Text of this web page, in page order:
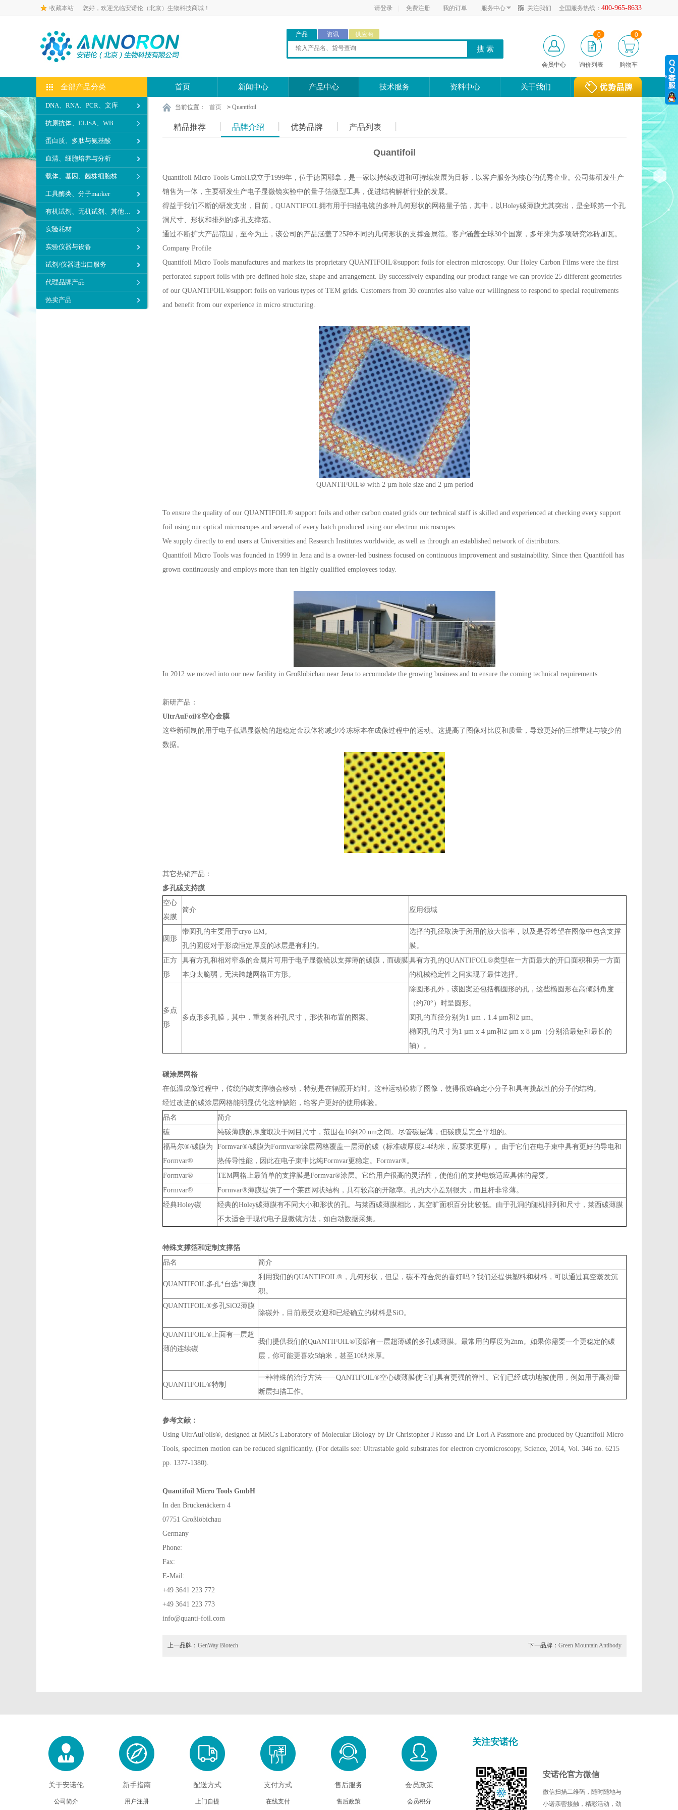
收藏本站 您好，欢迎光临安诺伦（北京）生物科技商城！ 全国服务热线： 400-965-8633
关注我们
服务中心
请登录 免费注册 我的订单
产品 资讯 供应商
会员中心 询价列表
0
购物车
0
全部产品分类
DNA、RNA、PCR、文库
抗原抗体、ELISA、WB
蛋白质、多肽与氨基酸
血清、细胞培养与分析
载体、基因、菌株细胞株
工具酶类、分子marker
有机试剂、无机试剂、其他生化试剂
实验耗材
实验仪器与设备
试剂/仪器进出口服务
代理品牌产品
热卖产品
首页 新闻中心 产品中心 技术服务 资料中心 关于我们
当前位置： 首页 > Quantifoil
精品推荐 品牌介绍 优势品牌 产品列表
Quantifoil
Quantifoil Micro Tools GmbH成立于1999年，位于德国耶拿，是一家以持续改进和可持续发展为目标，以客户服务为核心的优秀企业。公司集研发生产
销售为一体，主要研发生产电子显微镜实验中的量子箔微型工具，促进结构解析行业的发展。
得益于我们不断的研发支出，目前，QUANTIFOIL拥有用于扫描电镜的多种几何形状的网格量子箔，其中，以Holey碳薄膜尤其突出，是全球第一个孔
洞尺寸、形状和排列的多孔支撑箔。
通过不断扩大产品范围，至今为止，该公司的产品涵盖了25种不同的几何形状的支撑金属箔。客户涵盖全球30个国家，多年来为多项研究添砖加瓦。
Company Profile
Quantifoil Micro Tools manufactures and markets its proprietary QUANTIFOIL®support foils for electron microscopy. Our Holey Carbon Films were the first
perforated support foils with pre-defined hole size, shape and arrangement. By successively expanding our product range we can provide 25 different geometries
of our QUANTIFOIL®support foils on various types of TEM grids. Customers from 30 countries also value our willingness to respond to special requirements
and benefit from our experience in micro structuring.
QUANTIFOIL® with 2 µm hole size and 2 µm period
To ensure the quality of our QUANTIFOIL® support foils and other carbon coated grids our technical staff is skilled and experienced at checking every support
foil using our optical microscopes and several of every batch produced using our electron microscopes.
We supply directly to end users at Universities and Research Institutes worldwide, as well as through an established network of distributors.
Quantifoil Micro Tools was founded in 1999 in Jena and is a owner-led business focused on continuous improvement and sustainability. Since then Quantifoil has
grown continuously and employs more than ten highly qualified employees today.
In 2012 we moved into our new facility in Großlöbichau near Jena to accomodate the growing business and to ensure the coming technical requirements.
新研产品：
UltrAuFoil®空心金膜
这些新研制的用于电子低温显微镜的超稳定金载体将减少冷冻标本在成像过程中的运动。这提高了图像对比度和质量，导致更好的三维重建与较少的
数据。
其它热销产品：
多孔碳支持膜
空心
炭膜
简介 应用领域
圆形
带圆孔的主要用于cryo-EM。
孔的圆度对于形成恒定厚度的冰层是有利的。
选择的孔径取决于所用的放大倍率，以及是否希望在图像中包含支撑
膜。
正方
形
具有方孔和相对窄条的金属片可用于电子显微镜以支撑薄的碳膜，而碳膜
本身太脆弱，无法跨越网格正方形。
具有方孔的QUANTIFOIL®类型在一方面最大的开口面积和另一方面
的机械稳定性之间实现了最佳选择。
多点
形
多点形多孔膜，其中，重复各种孔尺寸，形状和布置的图案。
除圆形孔外，该图案还包括椭圆形的孔，这些椭圆形在高倾斜角度
（约70°）时呈圆形。
圆孔的直径分别为1 µm，1.4 µm和2 µm。
椭圆孔的尺寸为1 µm x 4 µm和2 µm x 8 µm（分别沿最短和最长的
轴）。
碳涂层网格
在低温成像过程中，传统的碳支撑物会移动，特别是在辐照开始时。这种运动模糊了图像，使得很难确定小分子和具有挑战性的分子的结构。
经过改进的碳涂层网格能明显优化这种缺陷，给客户更好的使用体验。
品名
简介
碳
纯碳薄膜的厚度取决于网目尺寸，范围在10到20 nm之间。尽管碳层薄，但碳膜是完全平坦的。
福马尔®/碳膜为
Formvar®
Formvar®/碳膜为Formvar®涂层网格覆盖一层薄的碳（标准碳厚度2-4纳米，应要求更厚）。由于它们在电子束中具有更好的导电和
热传导性能，因此在电子束中比纯Formvar更稳定。Formvar®。
Formvar®
TEM网格上最简单的支撑膜是Formvar®涂层。它给用户很高的灵活性，使他们的支持电镜适应具体的需要。
Formvar®
Formvar®薄膜提供了一个莱西网状结构，具有较高的开敞率。孔的大小差别很大，而且杆非常薄。
经典Holey碳
经典的Holey碳薄膜有不同大小和形状的孔。与莱西碳薄膜相比，其空旷面积百分比较低。由于孔洞的随机排列和尺寸，莱西碳薄膜
不太适合于现代电子显微镜方法，如自动数据采集。
特殊支撑箔和定制支撑箔
品名
简介
QUANTIFOIL多孔*自选*薄膜
利用我们的QUANTIFOIL®，几何形状，但是，碳不符合您的喜好吗？我们还提供塑料和材料，可以通过真空蒸发沉
积。
QUANTIFOIL®多孔SiO2薄膜
除碳外，目前最受欢迎和已经确立的材料是SiO。
QUANTIFOIL®上面有一层超
薄的连续碳
我们提供我们的QuANTIFOIL®顶部有一层超薄碳的多孔碳薄膜。最常用的厚度为2nm。如果你需要一个更稳定的碳
层，你可能更喜欢5纳米，甚至10纳米厚。
QUANTIFOIL®特制
一种特殊的治疗方法——QANTIFOIL®空心碳薄膜使它们具有更强的弹性。它们已经成功地被使用，例如用于高剂量
断层扫描工作。
参考文献：
Using UltrAuFoils®, designed at MRC's Laboratory of Molecular Biology by Dr Christopher J Russo and Dr Lori A Passmore and produced by Quantifoil Micro
Tools, specimen motion can be reduced significantly. (For details see: Ultrastable gold substrates for electron cryomicroscopy, Science, 2014, Vol. 346 no. 6215
pp. 1377-1380).
Quantifoil Micro Tools GmbH
In den Brückenäckern 4
07751 Großlöbichau
Germany
Phone:
Fax:
E-Mail:
+49 3641 223 772
+49 3641 223 773
info@quanti-foil.com
上一品牌： GenWay Biotech 下一品牌： Green Mountain Antibody
关于安诺伦
公司简介
新手指南
用户注册
配送方式
上门自提
支付方式
在线支付
售后服务
售后政策
会员政策
会员积分
关注安诺伦
安诺伦官方微信
微信扫描二维码，随时随地与
小诺亲密接触，精彩活动，劲